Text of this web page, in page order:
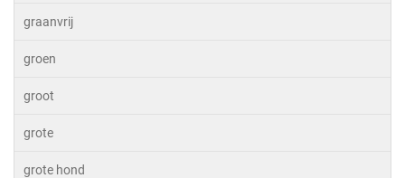
graanvrij
groen
groot
grote
grote hond